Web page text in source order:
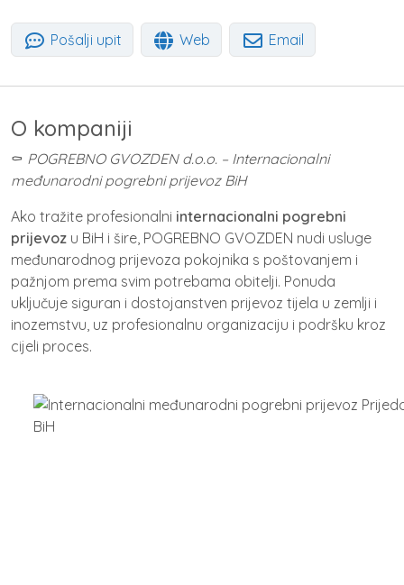
Pošalji upit Web Email
O kompaniji
⚰️ POGREBNO GVOZDEN d.o.o. – Internacionalni
međunarodni pogrebni prijevoz BiH
Ako tražite profesionalni internacionalni pogrebni
prijevoz u BiH i šire, POGREBNO GVOZDEN nudi usluge
međunarodnog prijevoza pokojnika s poštovanjem i
pažnjom prema svim potrebama obitelji. Ponuda
uključuje siguran i dostojanstven prijevoz tijela u zemlji i
inozemstvu, uz profesionalnu organizaciju i podršku kroz
cijeli proces.